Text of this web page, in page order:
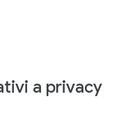
a privacy